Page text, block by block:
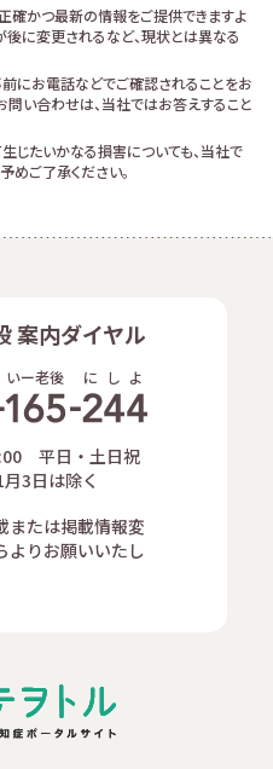
確かつ最新の情報をご提供できますよ
後に変更されるなど、現状とは異なる
にお電話などでご確認されることをお
問い合わせは、当社ではお答えすること
じたいかなる損害についても、当社で
めご了承ください。
案内ダイヤル
いー老後 に し よ
平日・土日祝
3日は除く
または掲載情報変
よりお願いいたし